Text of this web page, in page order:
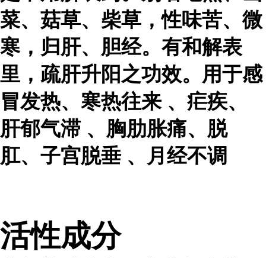
菜、菇草、柴草，性味苦、微
寒，归肝、胆经。有和解表
里，疏肝升阳之功效。用于感
冒发热、 寒热往来 、疟疾、
肝郁气滞 、胸肋胀痛、脱
肛、 子宫脱垂 、 月经不调
活性成分